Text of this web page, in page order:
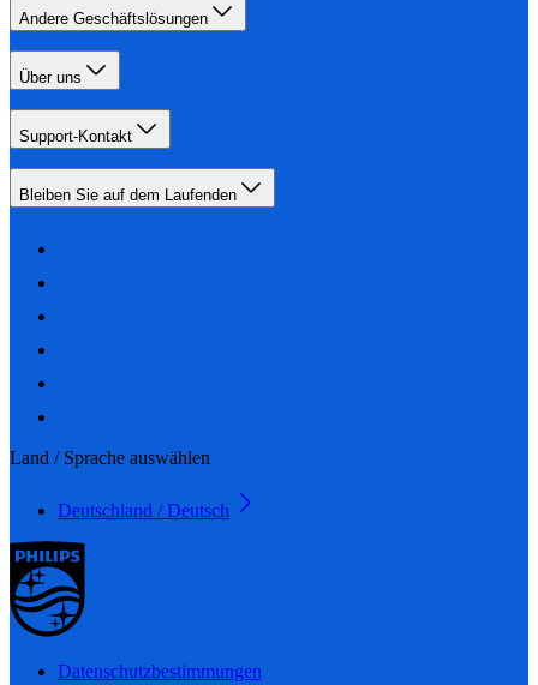
Andere Geschäftslösungen
Über uns
Support-Kontakt
Bleiben Sie auf dem Laufenden
Land / Sprache auswählen
Deutschland / Deutsch
Datenschutzbestimmungen